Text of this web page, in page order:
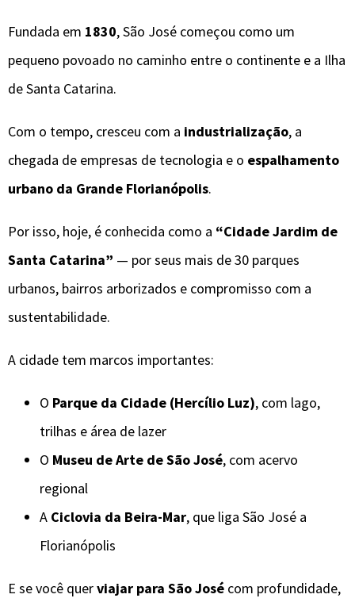
Fundada em 1830, São José começou como um
pequeno povoado no caminho entre o continente e a Ilha
de Santa Catarina.
Com o tempo, cresceu com a industrialização, a
chegada de empresas de tecnologia e o espalhamento
urbano da Grande Florianópolis.
Por isso, hoje, é conhecida como a “Cidade Jardim de
Santa Catarina” — por seus mais de 30 parques
urbanos, bairros arborizados e compromisso com a
sustentabilidade.
A cidade tem marcos importantes:
O Parque da Cidade (Hercílio Luz), com lago,
trilhas e área de lazer
O Museu de Arte de São José, com acervo
regional
A Ciclovia da Beira-Mar, que liga São José a
Florianópolis
E se você querviajar para São José com profundidade,